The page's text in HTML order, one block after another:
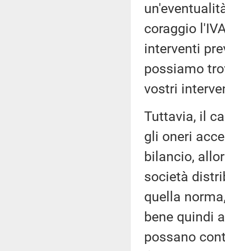
coraggio
interventi
possiamo
vostri
Tuttavia, il
gli oneri
bilancio,
società
quella
bene quindi
possano